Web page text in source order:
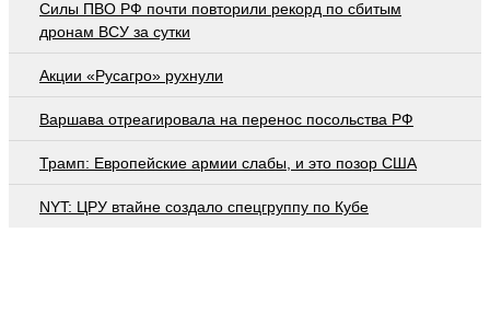
Cилы ПВО РФ почти повторили рекорд по сбитым
дронам ВСУ за сутки
Акции «Русагро» рухнули
Варшава отреагировала на перенос посольства РФ
Трамп: Европейские армии слабы, и это позор США
NYT: ЦРУ втайне создало спецгруппу по Кубе